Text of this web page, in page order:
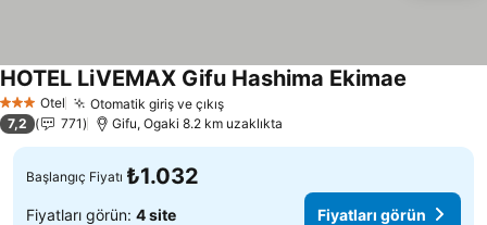
3 YıldızOtel Otomatik giriş ve çıkışFiyatları görün
HOTEL LiVEMAX Gifu Hashima Ekimae
7,2 771 Gifu, Ogaki 8.2 km uzaklıkta
Başlangıç Fiyatı ₺1.032
Fiyatları görün: 4 site Fiyatları görün